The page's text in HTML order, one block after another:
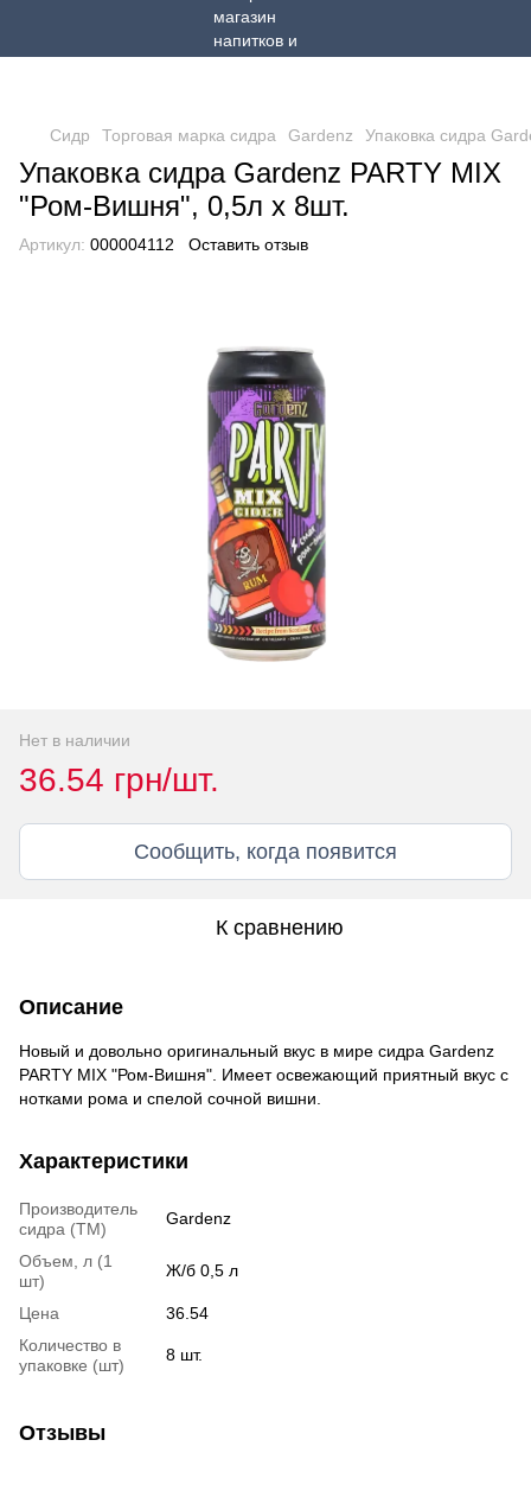
Сидр Торговая марка сидра Gardenz Упаковка сидра
Упаковка сидра Gardenz PARTY MIX
"Ром-Вишня", 0,5л х 8шт.
Артикул: 000004112 Оставить отзыв
Нет в наличии
36.54 грн/шт.
Сообщить, когда появится
К сравнению
Описание
Новый и довольно оригинальный вкус в мире сидра Gardenz
PARTY MIX "Ром-Вишня". Имеет освежающий приятный вкус с
нотками рома и спелой сочной вишни.
Характеристики
Производитель
сидра (ТМ)
Gardenz
Объем, л (1
шт)
Ж/б 0,5 л
Цена
36.54
Количество в
упаковке (шт)
8 шт.
Отзывы